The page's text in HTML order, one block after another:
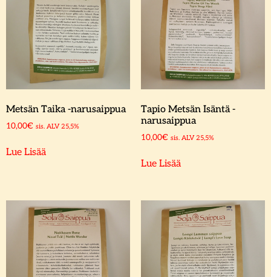
Metsän Taika -narusaippua
10,00€ sis. ALV 25,5%
Lue Lisää
Tapio Metsän Isäntä -
narusaippua
10,00€ sis. ALV 25,5%
Lue Lisää